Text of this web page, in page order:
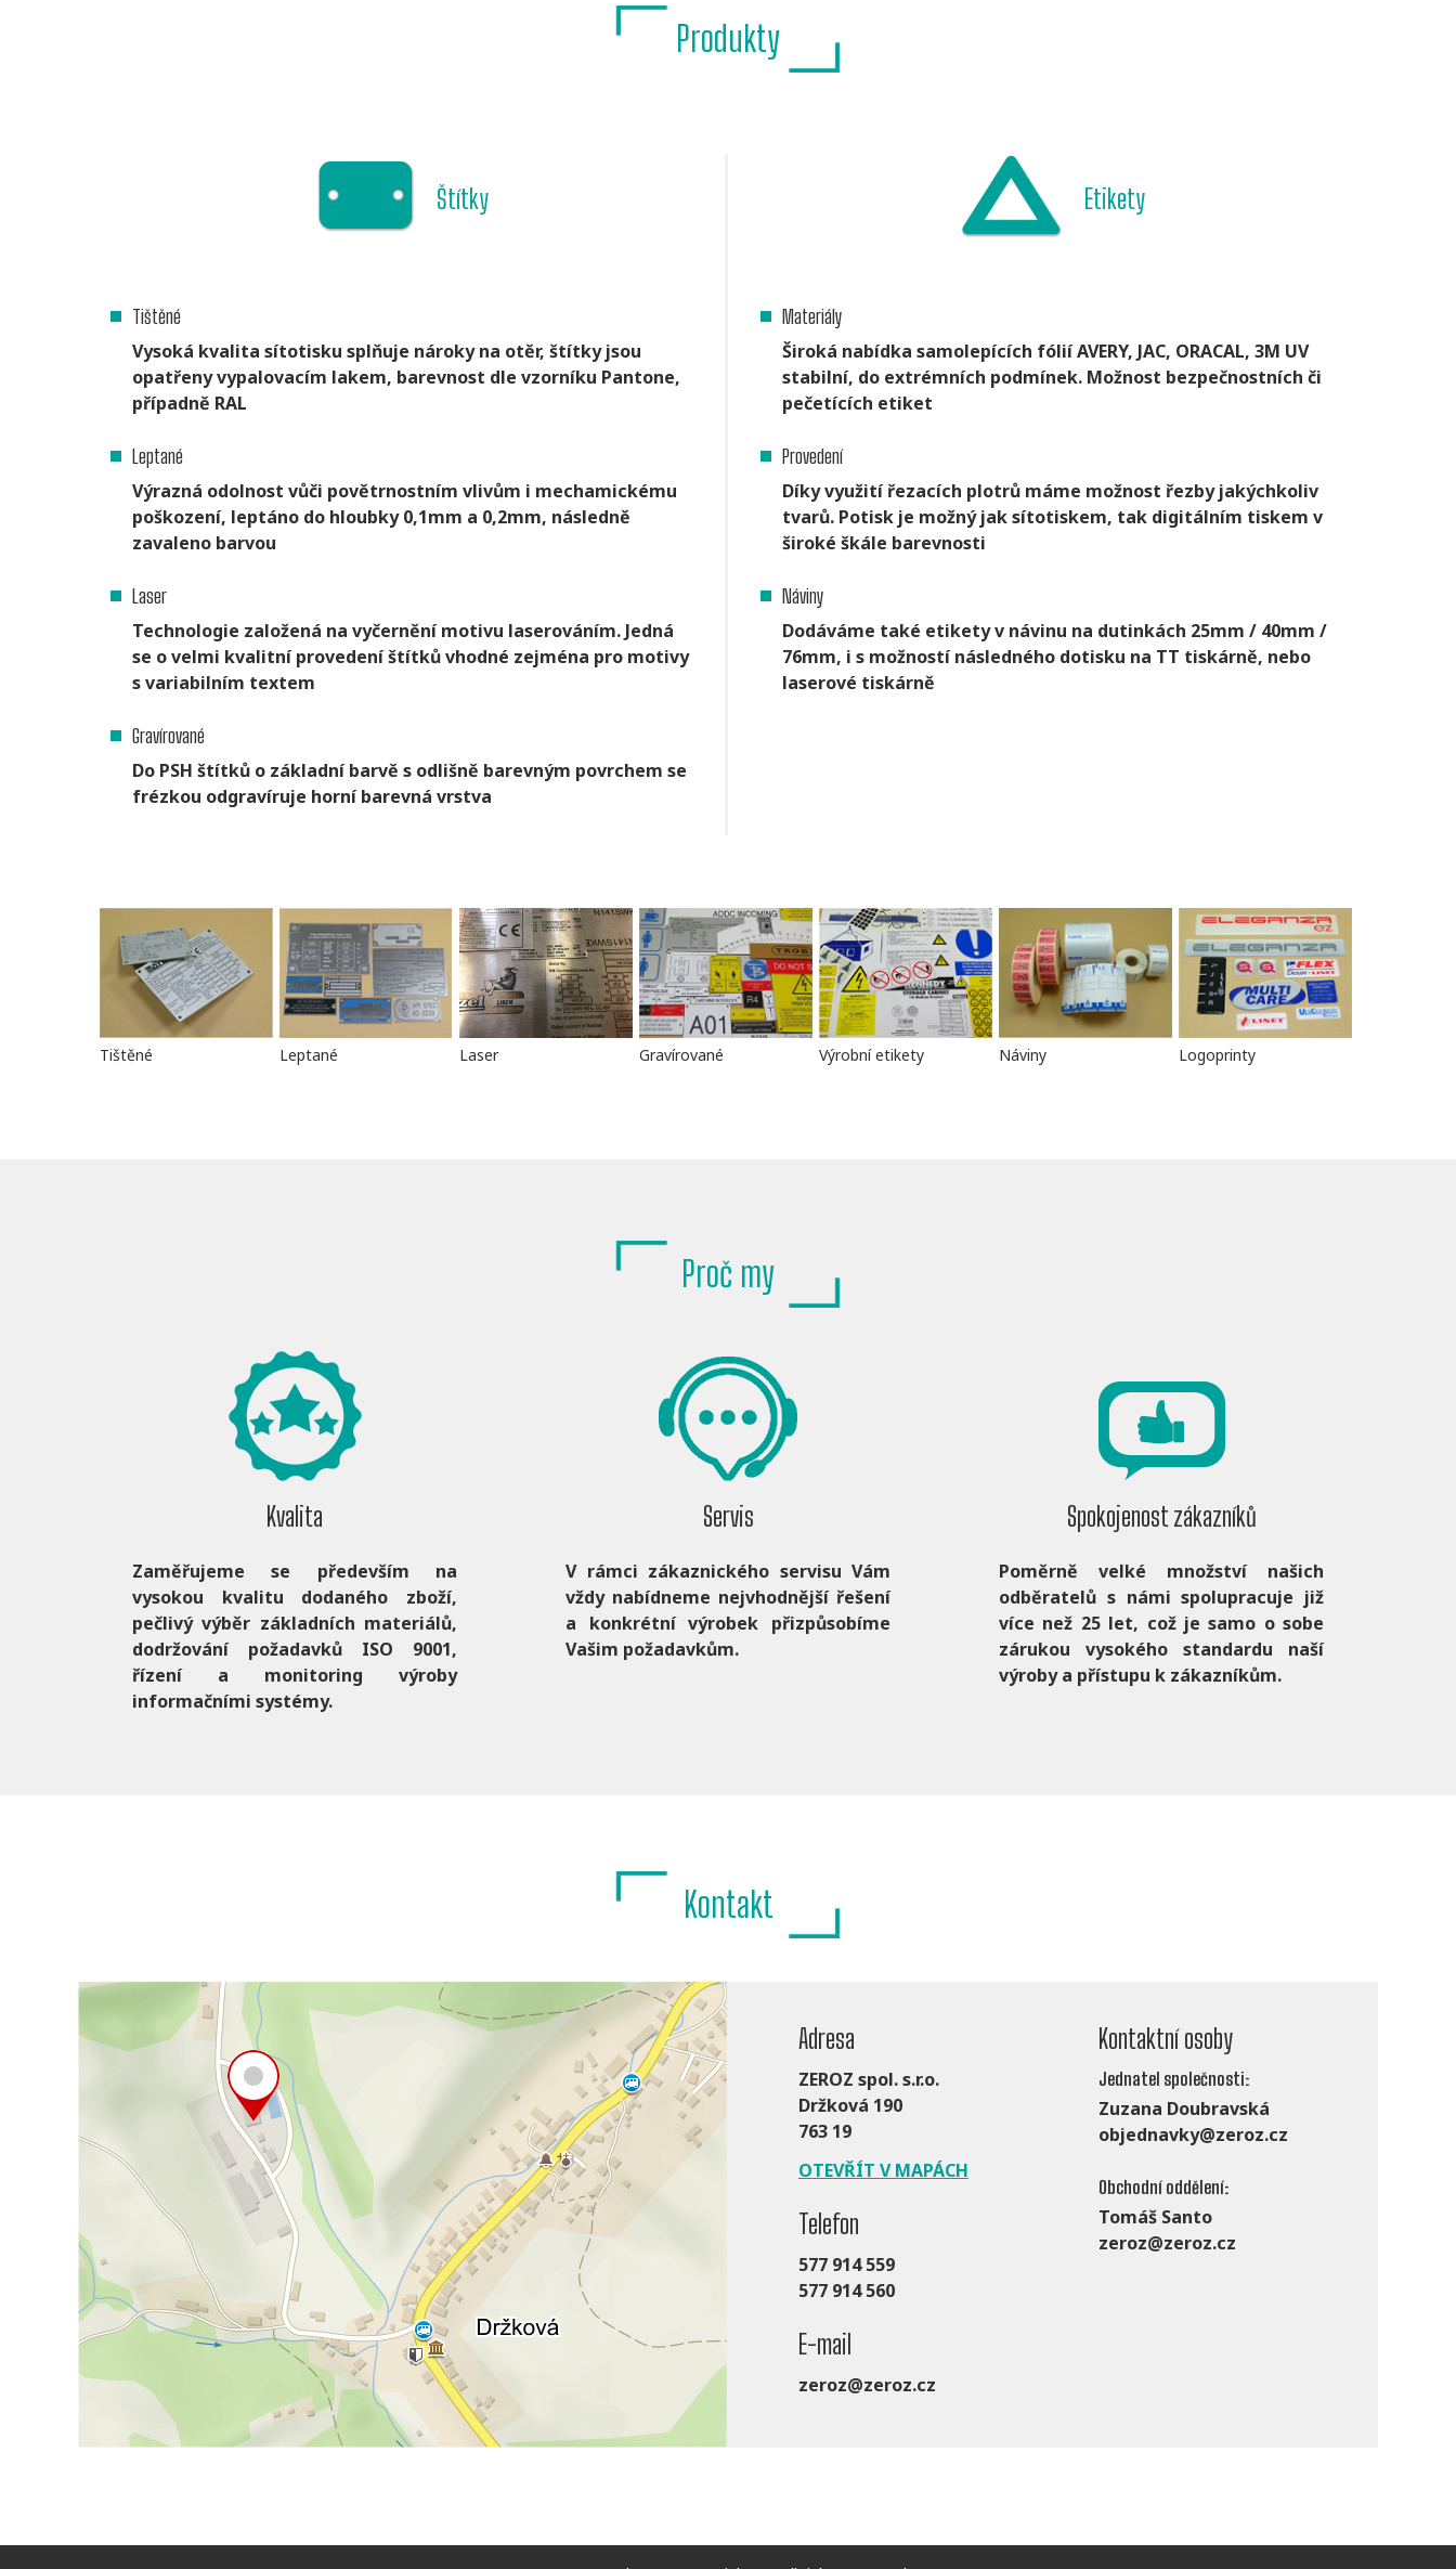
Produkty
Štítky
Tištěné
Vysoká kvalita sítotisku splňuje nároky na otěr, štítky jsou
opatřeny vypalovacím lakem, barevnost dle vzorníku Pantone,
případně RAL
Leptané
Výrazná odolnost vůči povětrnostním vlivům i mechamickému
poškození, leptáno do hloubky 0,1mm a 0,2mm, následně
zavaleno barvou
Laser
Technologie založená na vyčernění motivu laserováním. Jedná
se o velmi kvalitní provedení štítků vhodné zejména pro motivy
s variabilním textem
Gravírované
Do PSH štítků o základní barvě s odlišně barevným povrchem se
frézkou odgravíruje horní barevná vrstva
Etikety
Materiály
Široká nabídka samolepících fólií AVERY, JAC, ORACAL, 3M UV
stabilní, do extrémních podmínek. Možnost bezpečnostních či
pečetících etiket
Provedení
Díky využití řezacích plotrů máme možnost řezby jakýchkoliv
tvarů. Potisk je možný jak sítotiskem, tak digitálním tiskem v
široké škále barevnosti
Náviny
Dodáváme také etikety v návinu na dutinkách 25mm / 40mm /
76mm, i s možností následného dotisku na TT tiskárně, nebo
laserové tiskárně
Tištěné Leptané Laser Gravírované Výrobní etikety Náviny Logoprinty
Proč my
Kvalita
Zaměřujeme se především na
vysokou kvalitu dodaného zboží,
pečlivý výběr základních materiálů,
dodržování požadavků ISO 9001,
řízení a monitoring výroby
informačními systémy.
Servis
V rámci zákaznického servisu Vám
vždy nabídneme nejvhodnější řešení
a konkrétní výrobek přizpůsobíme
Vašim požadavkům.
Spokojenost zákazníků
Poměrně velké množství našich
odběratelů s námi spolupracuje již
více než 25 let, což je samo o sobe
zárukou vysokého standardu naší
výroby a přístupu k zákazníkům.
Kontakt
Adresa
ZEROZ spol. s.r.o.
Držková 190
763 19
OTEVŘÍT V MAPÁCH
Telefon
577 914 559
577 914 560
E-mail
zeroz@zeroz.cz
Kontaktní osoby
Jednatel společnosti:
Zuzana Doubravská
objednavky@zeroz.cz
Obchodní oddělení:
Tomáš Santo
zeroz@zeroz.cz